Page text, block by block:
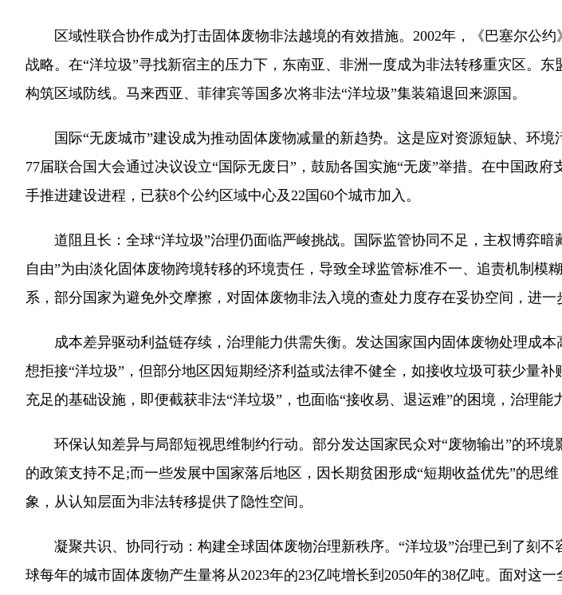
区域性联合协作成为打击固体废物非法越境的有效措施。2002年，《巴塞尔公约
战略。在“洋垃圾”寻找新宿主的压力下，东南亚、非洲一度成为非法转移重灾区。
构筑区域防线。马来西亚、菲律宾等国多次将非法“洋垃圾”集装箱退回来源国。
国际“无废城市”建设成为推动固体废物减量的新趋势。这是应对资源短缺、环境
77届联合国大会通过决议设立“国际无废日”，鼓励各国实施“无废”举措。在中国政
手推进建设进程，已获8个公约区域中心及22国60个城市加入。
道阻且长：全球“洋垃圾”治理仍面临严峻挑战。国际监管协同不足，主权博弈暗
自由”为由淡化固体废物跨境转移的环境责任，导致全球监管标准不一、追责机制
系，部分国家为避免外交摩擦，对固体废物非法入境的查处力度存在妥协空间，进一
成本差异驱动利益链存续，治理能力供需失衡。发达国家国内固体废物处理成本
想拒接“洋垃圾”，但部分地区因短期经济利益或法律不健全，如接收垃圾可获少量
充足的基础设施，即便截获非法“洋垃圾”，也面临“接收易、退运难”的困境，治理能
环保认知差异与局部短视思维制约行动。部分发达国家民众对“废物输出”的环境
的政策支持不足;而一些发展中国家落后地区，因长期贫困形成“短期收益优先”的思
象，从认知层面为非法转移提供了隐性空间。
凝聚共识、协同行动：构建全球固体废物治理新秩序。“洋垃圾”治理已到了刻不
球每年的城市固体废物产生量将从2023年的23亿吨增长到2050年的38亿吨。面对这